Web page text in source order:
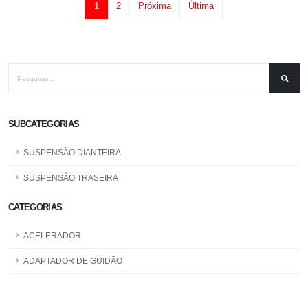
SUBCATEGORIAS
SUSPENSÃO DIANTEIRA
SUSPENSÃO TRASEIRA
CATEGORIAS
ACELERADOR
ADAPTADOR DE GUIDÃO
1 2 Próxima Última